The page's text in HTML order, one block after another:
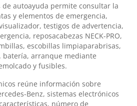
de autoayuda permite consultar la
y elementos de emergencia,
testigos de advertencia,
reposacabezas NECK-PRO,
escobillas limpiaparabrisas,
batería, arranque mediante
y fusibles.
reúne información sobre
Benz, sistemas electrónicos
número de